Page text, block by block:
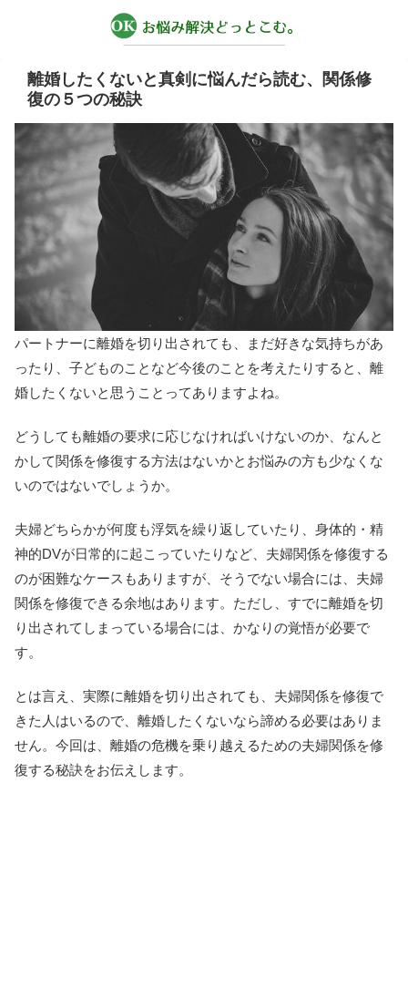
離婚したくないと真剣に悩んだら読む、関係修
復の５つの秘訣
パートナーに離婚を切り出されても、まだ好きな気持ちがあ
ったり、子どものことなど今後のことを考えたりすると、離
婚したくないと思うことってありますよね。
どうしても離婚の要求に応じなければいけないのか、なんと
かして関係を修復する方法はないかとお悩みの方も少なくな
いのではないでしょうか。
夫婦どちらかが何度も浮気を繰り返していたり、身体的・精
神的DVが日常的に起こっていたりなど、夫婦関係を修復する
のが困難なケースもありますが、そうでない場合には、夫婦
関係を修復できる余地はあります。ただし、すでに離婚を切
り出されてしまっている場合には、かなりの覚悟が必要で
す。
とは言え、実際に離婚を切り出されても、夫婦関係を修復で
きた人はいるので、離婚したくないなら諦める必要はありま
せん。今回は、離婚の危機を乗り越えるための夫婦関係を修
復する秘訣をお伝えします。